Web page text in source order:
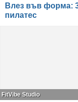
Влез във форма:
пилатес
FitVibe Studio